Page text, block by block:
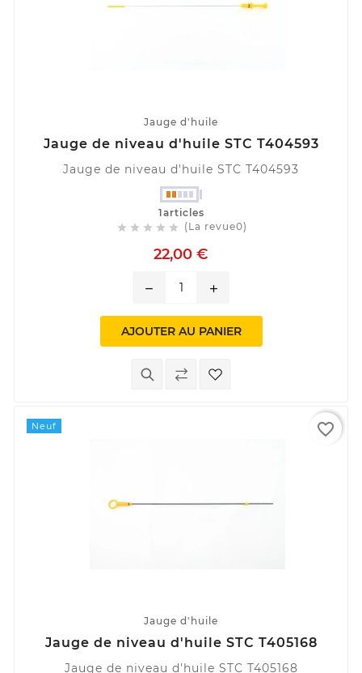
Jauge d'huile
Jauge de niveau d'huile STC T404593
Jauge de niveau d'huile STC T404593
1articles
     (La revue0)
22,00 €
remove add
AJOUTER AU PANIER
Neuf
Jauge d'huile
Jauge de niveau d'huile STC T405168
Jauge de niveau d'huile STC T405168
favorite_border